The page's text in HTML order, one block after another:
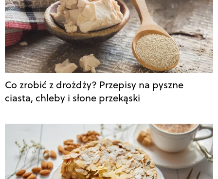
Co zrobić z drożdży? Przepisy na pyszne
ciasta, chleby i słone przekąski